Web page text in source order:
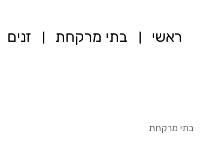
ראשי בתי מרקחת זנים
בתי מרקחת